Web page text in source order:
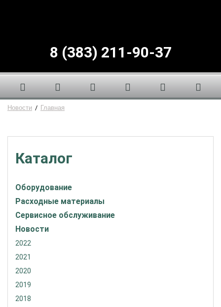
8 (383) 211-90-37
Новости / Главная
Каталог
Оборудование
Расходные материалы
Сервисное обслуживание
Новости
2022
2021
2020
2019
2018